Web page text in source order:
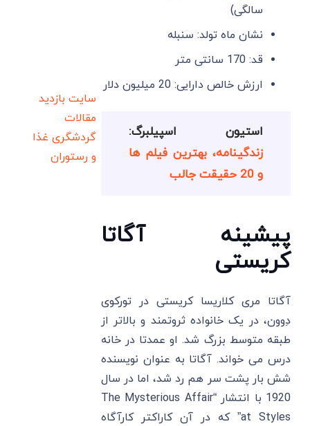
سالگی)
نشان ماه تولد: سنبله
قد: 170 سانتی متر
ارزش خالص دارایی: 20 میلیون دلار
استیون اسپیلبرگ:
زندگینامه، بهترین فیلم ها
و 20 حقیقت جالب
پیشینه آگاتا
کریستی
آگاتا مری کلاریسا کریستی در تورکوی
دِوون، در یک خانواده ثروتمند و بالاتر از
طبقه متوسط ​​بزرگ شد. او عمدتا در خانه
درس می ‌خواند. آگاتا به ‌عنوان نویسنده
شش بار پشت سر هم رد شد، اما در سال
1920 با انتشار “The Mysterious Affair
at Styles” که در آن کاراکتر کارآگاه
سایت بازدید
مقالات
گردشگری غذا
و رستوران